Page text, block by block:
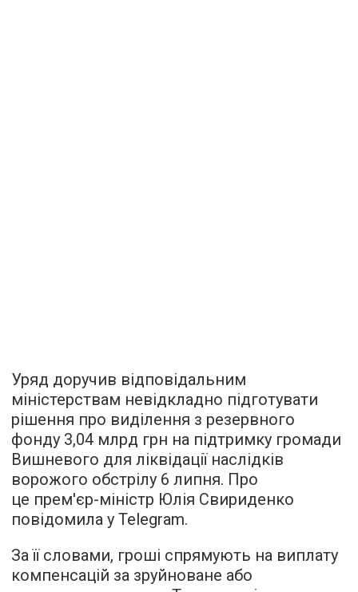
Уряд доручив відповідальним
міністерствам невідкладно підготувати
рішення про виділення з резервного
фонду 3,04 млрд грн на підтримку громади
Вишневого для ліквідації наслідків
ворожого обстрілу 6 липня. Про
це прем'єр-міністр Юлія Свириденко
повідомила у Telegram.
За її словами, гроші спрямують на виплату
компенсацій за зруйноване або